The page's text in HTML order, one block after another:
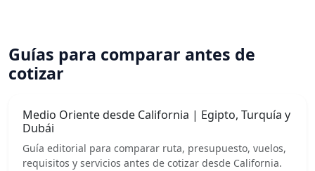
Guías para comparar antes de
cotizar
Medio Oriente desde California | Egipto, Turquía y
Dubái
Guía editorial para comparar ruta, presupuesto, vuelos,
requisitos y servicios antes de cotizar desde California.